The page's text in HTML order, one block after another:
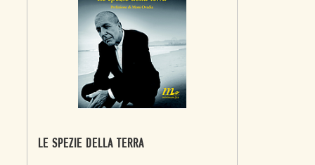
LE SPEZIE DELLA TERRA